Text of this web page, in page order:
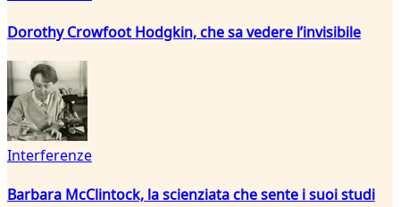
Dorothy Crowfoot Hodgkin, che sa vedere l’invisibile
Interferenze
Barbara McClintock, la scienziata che sente i suoi studi